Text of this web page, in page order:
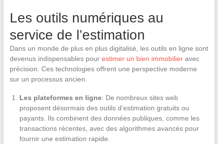
Les outils numériques au
service de l’estimation
Dans un monde de plus en plus digitalisé, les outils en ligne sont
devenus indispensables pour estimer un bien immobilieravec
précision. Ces technologies offrent une perspective moderne
sur un processus ancien.
Les plateformes en ligne: De nombreux sites web
proposent désormais des outils d’estimation gratuits ou
payants. Ils combinent des données publiques, comme les
transactions récentes, avec des algorithmes avancés pour
fournir une estimation rapide.